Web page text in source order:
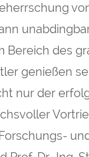
Bereich des
genießen
nur der